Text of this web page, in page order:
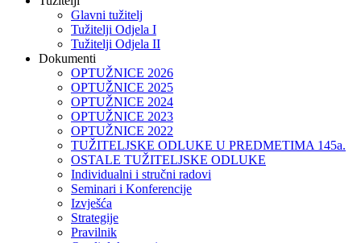
Glavni tužitelj
Tužitelji Odjela I
Tužitelji Odjela II
Dokumenti
OPTUŽNICE 2026
OPTUŽNICE 2025
OPTUŽNICE 2024
OPTUŽNICE 2023
OPTUŽNICE 2022
TUŽITELJSKE ODLUKE U PREDMETIMA 145a.
OSTALE TUŽITELJSKE ODLUKE
Individualni i stručni radovi
Seminari i Konferencije
Izvješća
Strategije
Pravilnik